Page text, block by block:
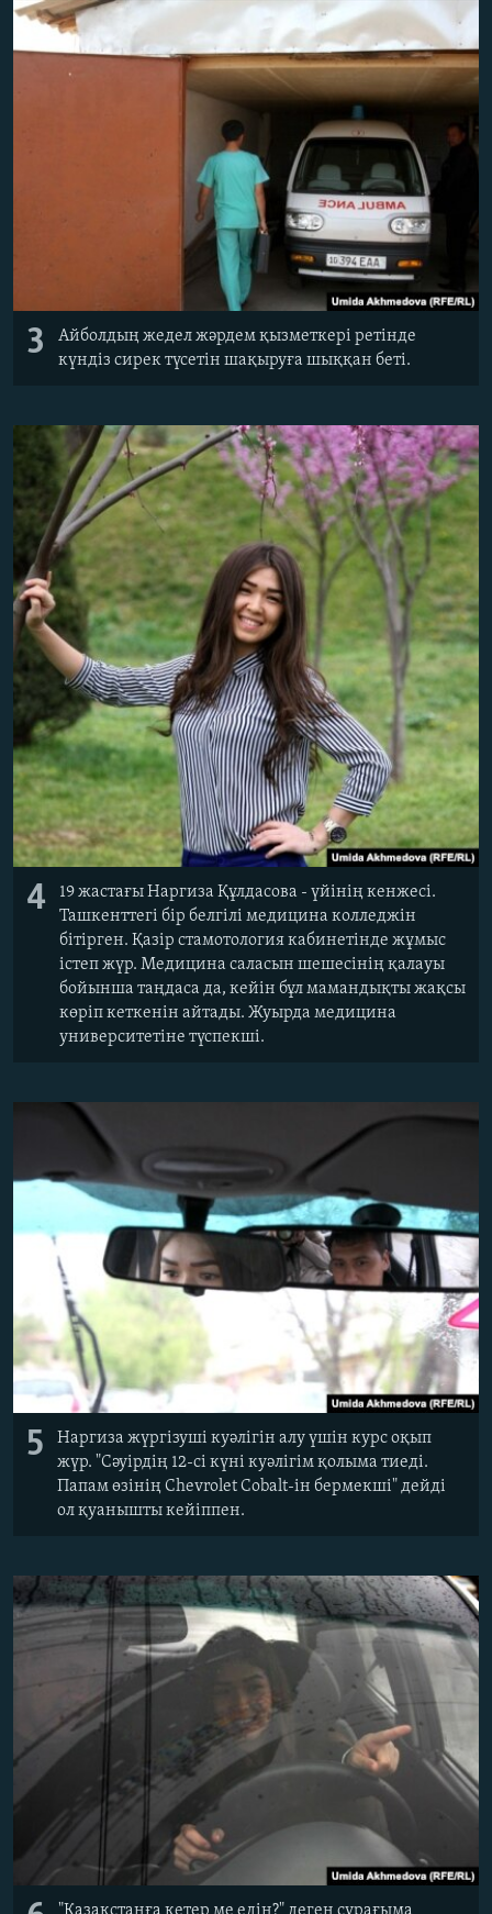
3
Айболдың жедел жәрдем қызметкері ретінде
күндіз сирек түсетін шақыруға шыққан беті.
4
19 жастағы Наргиза Құлдасова - үйінің кенжесі.
Ташкенттегі бір белгілі медицина колледжін
бітірген. Қазір стамотология кабинетінде жұмыс
істеп жүр. Медицина саласын шешесінің қалауы
бойынша таңдаса да, кейін бұл мамандықты жақсы
көріп кеткенін айтады. Жуырда медицина
университетіне түспекші.
5
Наргиза жүргізуші куәлігін алу үшін курс оқып
жүр. "Сәуірдің 12-сі күні куәлігім қолыма тиеді.
Папам өзінің Chevrolet Cobalt-ін бермекші" дейді
ол қуанышты кейіппен.